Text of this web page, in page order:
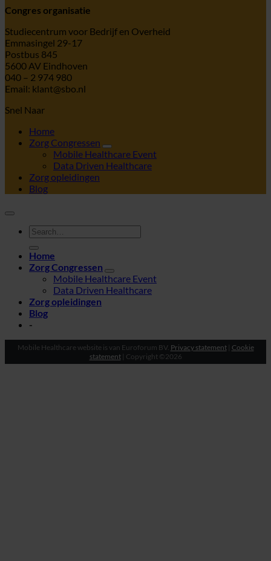
Congres organisatie
Studiecentrum voor Bedrijf en Overheid
Emmasingel 29-17
Postbus 845
5600 AV Eindhoven
040 – 2 974 980
Email: klant@sbo.nl
Snel Naar
Home
Zorg Congressen
Mobile Healthcare Event
Data Driven Healthcare
Zorg opleidingen
Blog
Home
Zorg Congressen
Mobile Healthcare Event
Data Driven Healthcare
Zorg opleidingen
Blog
-
Mobile Healthcare website is van Euroforum BV. Privacy statement| Cookie
statement| Copyright ©2026